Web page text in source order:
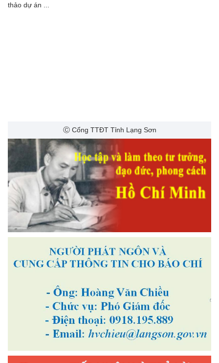
thảo dự án ...
Ⓒ Cổng TTĐT Tỉnh Lạng Sơn